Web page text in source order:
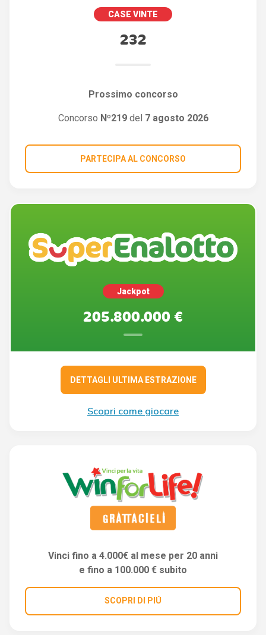
CASE VINTE
232
Prossimo concorso
Concorso Nº219del 7 agosto 2026
PARTECIPA AL CONCORSO
Jackpot
205.800.000 €
DETTAGLI ULTIMA ESTRAZIONE
Scopri come giocare
Vinci fino a 4.000€ al mese per 20 anni
e fino a 100.000 € subito
SCOPRI DI PIÚ